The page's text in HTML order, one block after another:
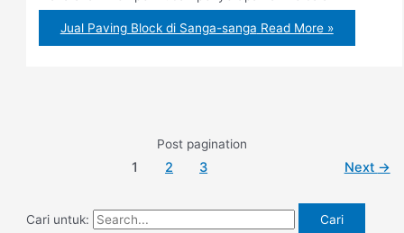
Jual Paving Block di Sanga-sanga Read More »
Post pagination
1 2 3 Next →
Cari untuk: